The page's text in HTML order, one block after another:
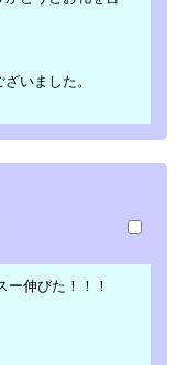
いました。
ー伸びた！！！